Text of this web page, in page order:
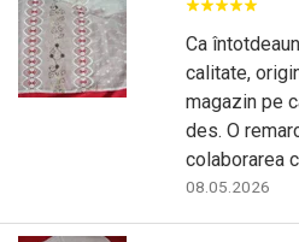
Ca
calitate,
magazin pe
des. O
colaborarea
08.05.2026